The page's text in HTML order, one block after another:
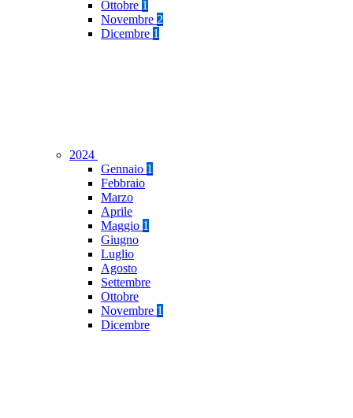
Ottobre 1
Novembre 2
Dicembre 1
2024
Gennaio 1
Febbraio
Marzo
Aprile
Maggio 1
Giugno
Luglio
Agosto
Settembre
Ottobre
Novembre 1
Dicembre